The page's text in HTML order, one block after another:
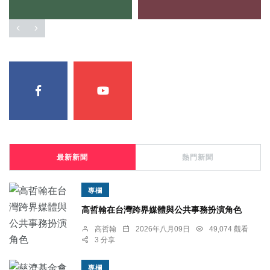
最新新聞 熱門新聞
專欄
高哲翰在台灣跨界媒體與公共事務扮演角色
高哲翰 2026年八月09日
49,074 觀看
3 分享
專欄